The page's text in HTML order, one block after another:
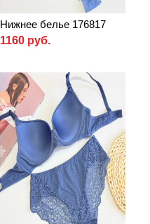
Нижнее белье 176817
1160 руб.